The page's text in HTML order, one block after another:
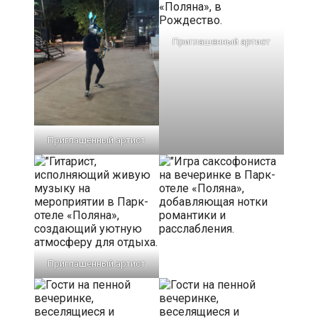
Приглашенный артист
Приглашенный артист
Приглашенный артист